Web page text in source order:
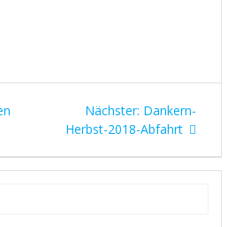
Nächster: Nächster
Beitrag:
Dankern-
Herbst-2018-Abfahrt